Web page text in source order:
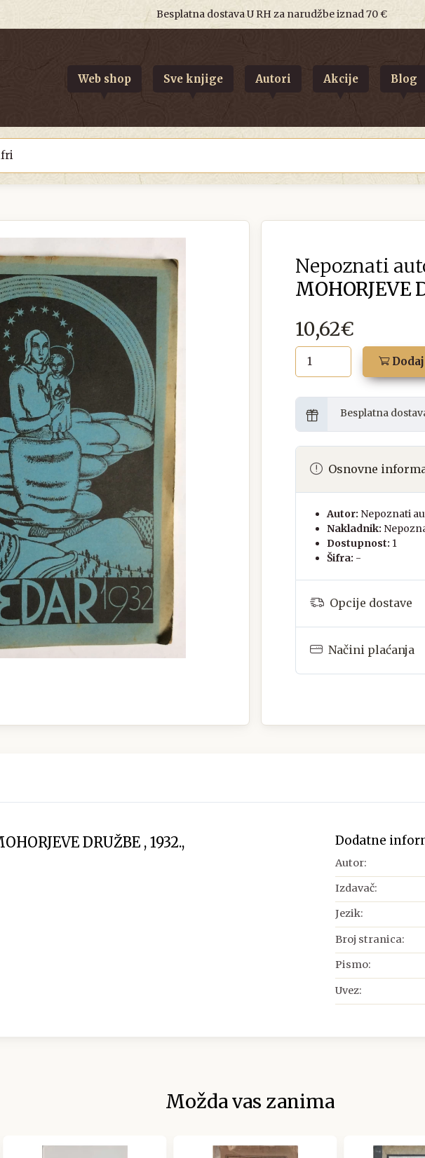
Besplatna dostava U RH za narudžbe iznad 70 €
Web shop Sve knjige Autori Akcije Blog
Nepoznati
MOHORJEVE
10,62€
Besplatna
Osnovne
Autor: Nepoznati
Nakladnik:
Dostupnost: 1
Šifra: -
Opcije dostave
Načini plaćanja
DRUŽBE , 1932., Dodatne
Autor:
Izdavač:
Jezik:
Broj stranica:
Pismo:
Uvez:
Možda vas zanima